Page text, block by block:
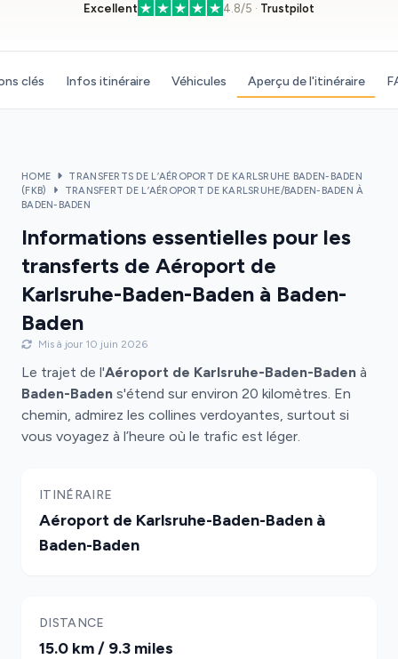
Excellent 4.8/5 · Trustpilot
clés Infos itinéraire Véhicules Aperçu de l'itinéraire
HOME
TRANSFERTS DE L’AÉROPORT DE KARLSRUHE BADEN-BADEN
(FKB)
TRANSFERT DE L’AÉROPORT DE KARLSRUHE/BADEN-BADEN À
BADEN-BADEN
Informations essentielles pour les
transferts de Aéroport de
Karlsruhe-Baden-Baden à Baden-
Baden
Mis à jour 10 juin 2026
Le trajet de l'Aéroport de Karlsruhe-Baden-Baden à
Baden-Baden s'étend sur environ 20 kilomètres. En
chemin, admirez les collines verdoyantes, surtout si
vous voyagez à l’heure où le trafic est léger.
ITINÉRAIRE
Aéroport de Karlsruhe-Baden-Baden à
Baden-Baden
DISTANCE
15.0 km / 9.3 miles